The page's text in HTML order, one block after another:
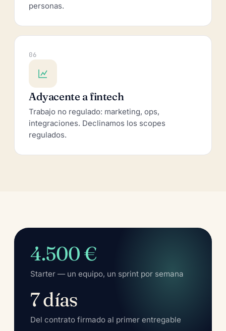
personas.
06
Adyacente a fintech
Trabajo no regulado: marketing, ops,
integraciones. Declinamos los scopes
regulados.
4.500 €
Starter — un equipo, un sprint por semana
7 días
Del contrato firmado al primer entregable